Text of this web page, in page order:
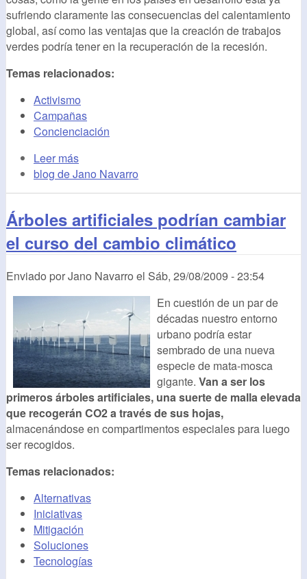
sufriendo claramente las consecuencias del calentamiento
global, así como las ventajas que la creación de trabajos
verdes podría tener en la recuperación de la recesión.
Temas relacionados:
Activismo
Campañas
Concienciación
Leer más
blog de Jano Navarro
Árboles artificiales podrían cambiar
el curso del cambio climático
Enviado porJano Navarro el Sáb, 29/08/2009 - 23:54
En cuestión de un par de
décadas nuestro entorno
urbano podría estar
sembrado de una nueva
especie de mata-mosca
gigante. Van a ser los
primeros árboles artificiales, una suerte de malla elevada
que recogerán CO2 a través de sus hojas,
almacenándose en compartimentos especiales para luego
ser recogidos.
Temas relacionados:
Alternativas
Iniciativas
Mitigación
Soluciones
Tecnologías